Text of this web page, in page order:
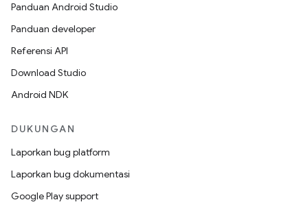
Panduan Android Studio
Panduan developer
Referensi API
Download Studio
Android NDK
DUKUNGAN
Laporkan bug platform
Laporkan bug dokumentasi
Google Play support